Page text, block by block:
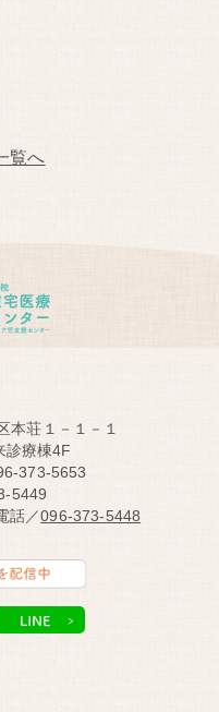
覧へ
本荘１－１－１
診療棟4F
373-5653
5449
話／096-373-5448